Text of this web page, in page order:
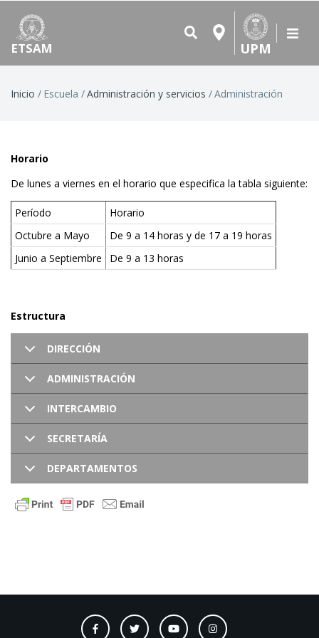
ETSAM UPM
Ruta
Inicio Escuela Administración y servicios Administración
Horario
De lunes a viernes en el horario que especifica la tabla siguiente:
Período
Horario
Octubre a Mayo
De 9 a 14 horas y de 17 a 19 horas
Junio a Septiembre
De 9 a 13 horas
Estructura
DIRECCIÓN
ADMINISTRACIÓN
INTERCAMBIO
SECRETARÍA
DEPARTAMENTOS